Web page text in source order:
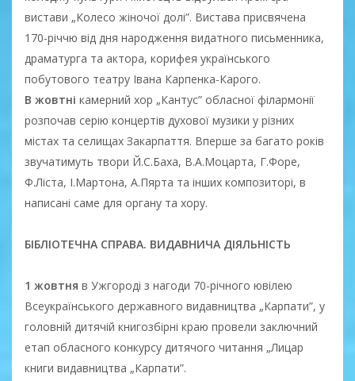
вистави „Колесо жіночої долі”. Вистава присвячена
170-річчю від дня народження видатного письменника,
драматурга та актора, корифея українського
побутового театру Івана Карпенка-Карого.
В жовтні камерний хор „Кантус” обласної філармонії
розпочав серію концертів духової музики у різних
містах та селищах Закарпаття. Вперше за багато років
звучатимуть твори Й.С.Баха, В.А.Моцарта, Г.Форе,
Ф.Ліста, І.Мартона, А.Пярта та інших композиторі, в
написані саме для органу та хору.
БІБЛІОТЕЧНА СПРАВА. ВИДАВНИЧА ДІЯЛЬНІСТЬ
1 жовтня в Ужгороді з нагоди 70-річного ювілею
Всеукраїнського державного видавництва „Карпати”, у
головній дитячій книгозбірні краю провели заключний
етап обласного конкурсу дитячого читання „Лицар
книги видавництва „Карпати”.